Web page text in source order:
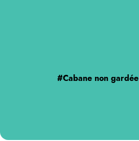
#Cabane non gardée